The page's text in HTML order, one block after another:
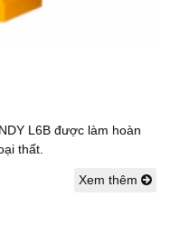
L6B được làm hoàn
thất.
Xem thêm